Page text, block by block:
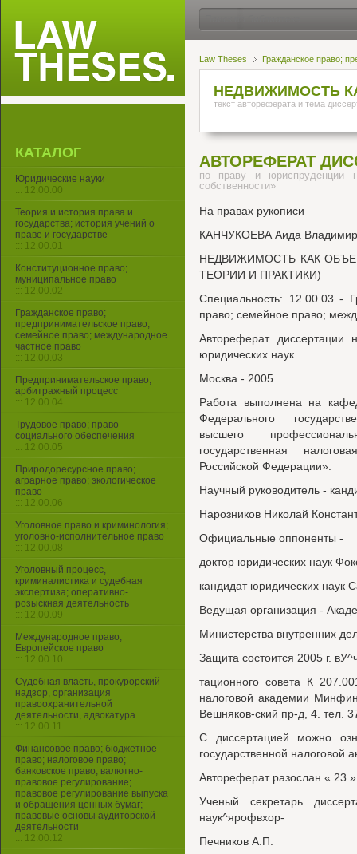
Law Theses Гражданское право;
НЕДВИЖИМОСТЬ
текст автореферата и тема
АВТОРЕФЕРАТ
по праву и юриспруденции
собственности»
На правах рукописи
КАНЧУКОЕВА Аида
НЕДВИЖИМОСТЬ КАК
ТЕОРИИ И ПРАКТИКИ)
Специальность: 12.00.03 -
право; семейное право;
Автореферат диссертации
юридических наук
Москва - 2005
Работа выполнена на
Федерального
высшего
государственная
Российской Федерации».
Научный руководитель -
Нарозников Николай
Официальные оппоненты -
доктор юридических наук
кандидат юридических наук
Ведущая организация -
Министерства внутренних
Защита состоится 2005 г.
тационного совета К
налоговой академии
Вешняков-ский пр-д, 4. тел.
С диссертацией можно
государственной
Автореферат разослан « 23
Ученый секретарь
наук^ярофвхор-
Печников А.П.
КАТАЛОГ
Юридические науки
::: 12.00.00
Теория и история права и
государства; история учений о
праве и государстве
::: 12.00.01
Конституционное право;
муниципальное право
::: 12.00.02
Гражданское право;
предпринимательское право;
семейное право; международное
частное право
::: 12.00.03
Предпринимательское право;
арбитражный процесс
::: 12.00.04
Трудовое право; право
социального обеспечения
::: 12.00.05
Природоресурсное право;
аграрное право; экологическое
право
::: 12.00.06
Уголовное право и криминология;
уголовно-исполнительное право
::: 12.00.08
Уголовный процесс,
криминалистика и судебная
экспертиза; оперативно-
розыскная деятельность
::: 12.00.09
Международное право,
Европейское право
::: 12.00.10
Судебная власть, прокурорский
надзор, организация
правоохранительной
деятельности, адвокатура
::: 12.00.11
Финансовое право; бюджетное
право; налоговое право;
банковское право; валютно-
правовое регулирование;
правовое регулирование выпуска
и обращения ценных бумаг;
правовые основы аудиторской
деятельности
::: 12.00.12